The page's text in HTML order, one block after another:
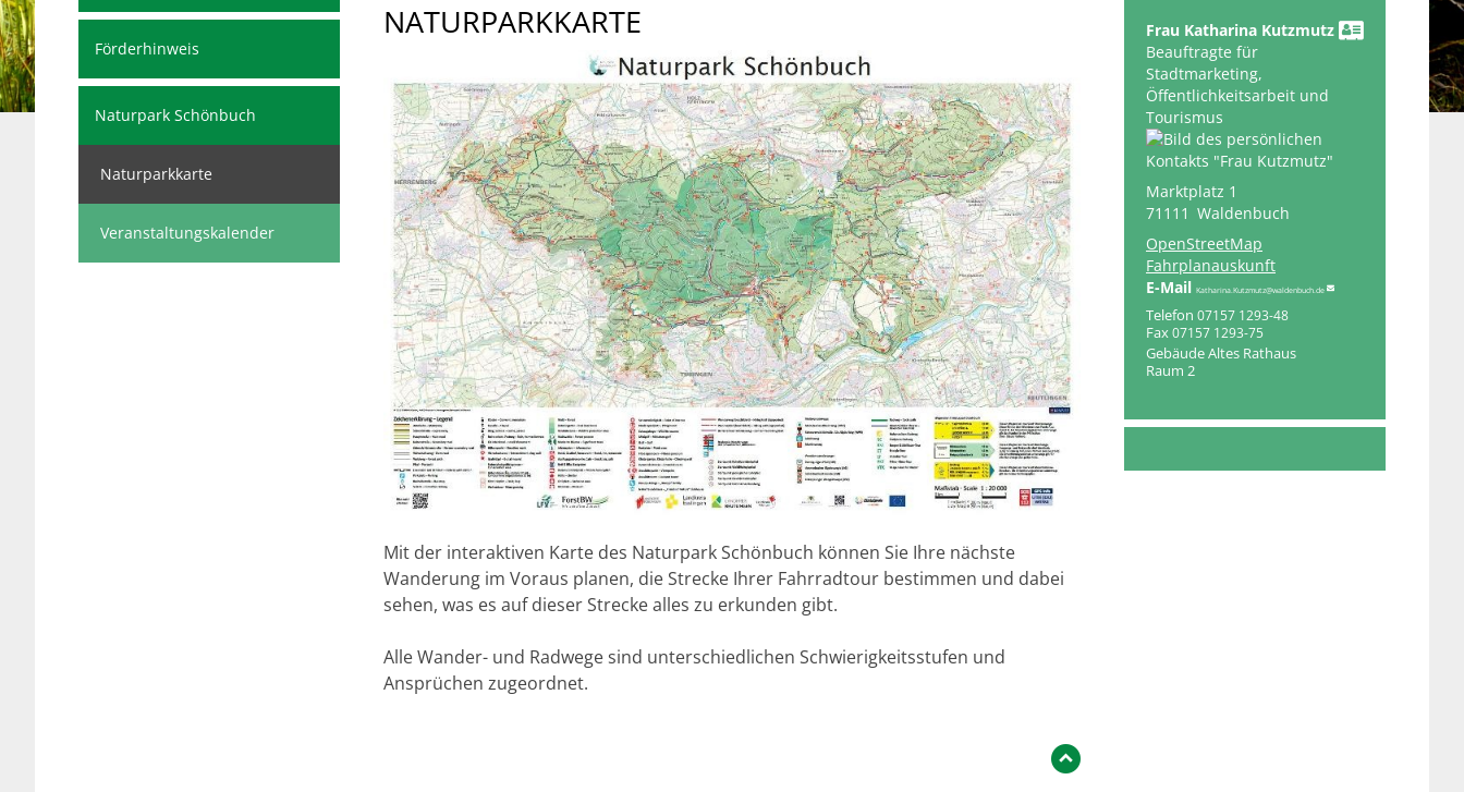
Förderhinweis
Naturpark Schönbuch
Naturparkkarte
Veranstaltungskalender
NATURPARKKARTE
Mit der interaktiven Karte des Naturpark Schönbuch können Sie Ihre nächste
Wanderung im Voraus planen, die Strecke Ihrer Fahrradtour bestimmen und dabei
sehen, was es auf dieser Strecke alles zu erkunden gibt.
Alle Wander- und Radwege sind unterschiedlichen Schwierigkeitsstufen und
Ansprüchen zugeordnet.
Frau Katharina Kutzmutz
Beauftragte für
Stadtmarketing,
Öffentlichkeitsarbeit und
Tourismus
Marktplatz 1
71111 Waldenbuch
OpenStreetMap
Fahrplanauskunft
Katharina.Kutzmutz@waldenbuch.de
Telefon 07157 1293-48
Fax 07157 1293-75
GebäudeAltes Rathaus
Raum 2